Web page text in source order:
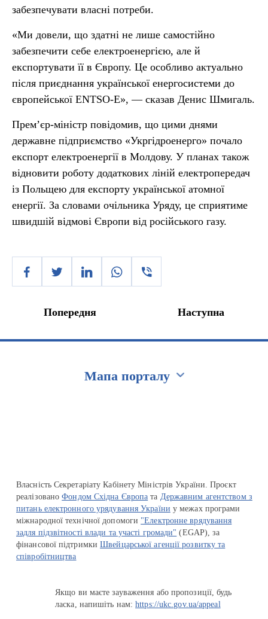
забезпечувати власні потреби.
«Ми довели, що здатні не лише самостійно
забезпечити себе електроенергією, але й
експортувати її в Європу. Це особливо актуально
після приєднання української енергосистеми до
європейської ENTSO-E», — сказав Денис Шмигаль.
Прем’єр-міністр повідомив, що цими днями
державне підприємство «Укргідроенерго» почало
експорт електроенергії в Молдову. У планах також
відновити роботу додаткових ліній електропередач
із Польщею для експорту української атомної
енергії. За словами очільника Уряду, це сприятиме
швидшій відмові Європи від російського газу.
Попередня Наступна
Мапа порталу
Власність Секретаріату Кабінету Міністрів України. Проєкт
реалізованоФондом Східна Європа та Державним агентством з
питань електронного урядування України у межах програми
міжнародної технічної допомоги "Електронне врядування
задля підзвітності влади та участі громади" (EGAP), за
фінансової підтримкиШвейцарської агенції розвитку та
співробітництва
Якщо ви маєте зауваження або пропозиції, будь
ласка, напишіть нам:https://ukc.gov.ua/appeal